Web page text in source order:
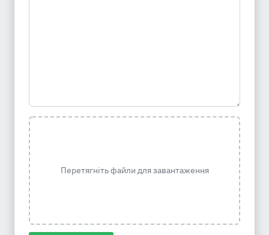
Перетягніть файли для завантаження